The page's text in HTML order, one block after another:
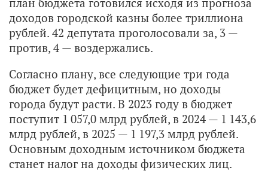
доходов городской казны более триллиона
рублей. 42 депутата проголосовали за, 3 —
против, 4 — воздержались.
Согласно плану, все следующие три года
бюджет будет дефицитным, но доходы
города будут расти. В 2023 году в бюджет
поступит 1 057,0 млрд рублей, в 2024 — 1 143,6
млрд рублей, в 2025 — 1 197,3 млрд рублей.
Основным доходным источником бюджета
станет налог на доходы физических лиц.